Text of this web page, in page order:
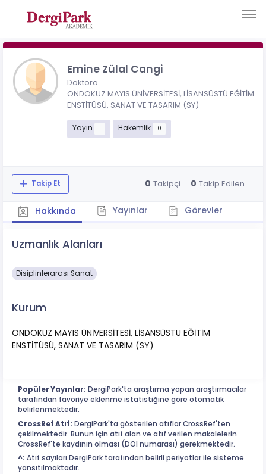
Emine Zülal Cangi
Doktora
ONDOKUZ MAYIS ÜNİVERSİTESİ, LİSANSÜSTÜ EĞİTİM
ENSTİTÜSÜ, SANAT VE TASARIM (SY)
Yayın 1 Hakemlik 0
Takip Et 0 Takipçi 0 Takip Edilen
Hakkında Yayınlar Görevler
Uzmanlık Alanları
Disiplinlerarası Sanat
Kurum
ONDOKUZ MAYIS ÜNİVERSİTESİ, LİSANSÜSTÜ EĞİTİM
ENSTİTÜSÜ, SANAT VE TASARIM (SY)
Popüler Yayınlar: DergiPark'ta araştırma yapan araştırmacılar
tarafından favoriye eklenme istatistiğine göre otomatik
belirlenmektedir.
CrossRef Atıf: DergiPark'ta gösterilen atıflar CrossRef'ten
çekilmektedir. Bunun için atıf alan ve atıf verilen makalelerin
CrossRef'te kaydının olması (DOI numarası) gerekmektedir.
^: Atıf sayıları DergiPark tarafından belirli periyotlar ile sisteme
yansıtılmaktadır.